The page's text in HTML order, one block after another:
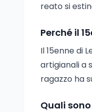
reato si
Perché il
Il 15enne di
artigianali a
ragazzo ha
Quali